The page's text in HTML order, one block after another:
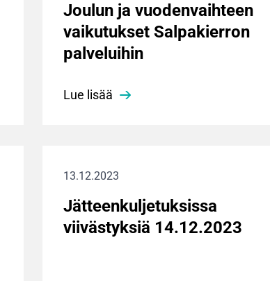
Joulun ja vuodenvaihteen
vaikutukset Salpakierron
palveluihin
Lue lisää
13.12.2023
Jätteenkuljetuksissa
viivästyksiä 14.12.2023